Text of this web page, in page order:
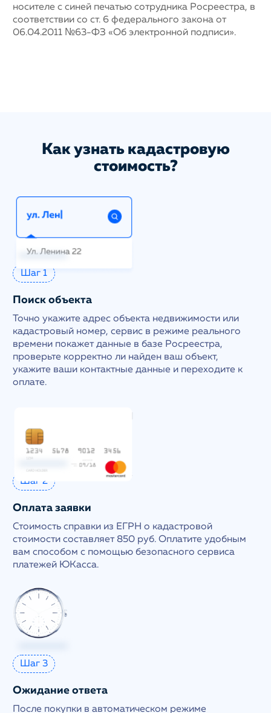
носителе с синей печатью сотрудника Росреестра, в
соответствии со ст. 6 федерального закона от
06.04.2011 №63-ФЗ «Об электронной подписи».
Как узнать кадастровую
стоимость?
Шаг 1
Поиск объекта
Точно укажите адрес объекта недвижимости или
кадастровый номер, сервис в режиме реального
времени покажет данные в базе Росреестра,
проверьте корректно ли найден ваш объект,
укажите ваши контактные данные и переходите к
оплате.
Шаг 2
Оплата заявки
Стоимость справки из ЕГРН о кадастровой
стоимости составляет 850 руб. Оплатите удобным
вам способом с помощью безопасного сервиса
платежей ЮКасса.
Шаг 3
Ожидание ответа
После покупки в автоматическом режиме